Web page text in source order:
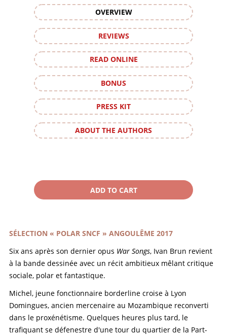
OVERVIEW
REVIEWS
READ ONLINE
BONUS
PRESS KIT
ABOUT THE AUTHORS
SÉLECTION « POLAR SNCF » ANGOULÊME 2017
Six ans après son dernier opus War Songs, Ivan Brun revient
à la bande dessinée avec un récit ambitieux mêlant critique
sociale, polar et fantastique.
Michel, jeune fonctionnaire borderline croise à Lyon
Domingues, ancien mercenaire au Mozambique reconverti
dans le proxénétisme. Quelques heures plus tard, le
trafiquant se défenestre d'une tour du quartier de la Part-